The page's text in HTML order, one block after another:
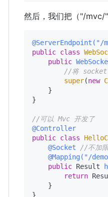
然后，我们把（"/mvc/
@ServerEndpoint("/
public class
public
//将
super(new
    }
}
//可以 Mvc 开发了
@Controller
public class
@Socket
//不加
@Mapping("/
public Result
return
    }